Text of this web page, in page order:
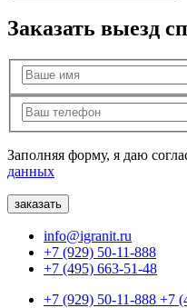
Заказать выезд
Заполняя форму, я даю
данных
info@igranit.ru
+7 (929) 50-11-888
+7 (495) 663-51-48
+7 (929) 50-11-888 +7